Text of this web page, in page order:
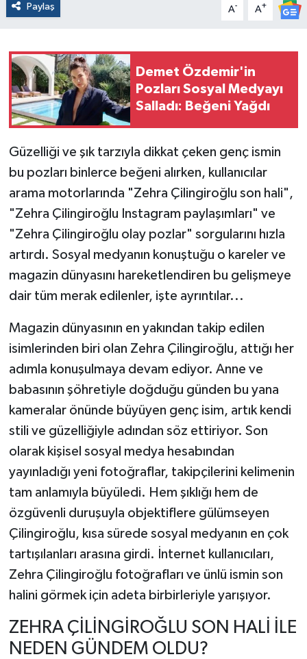
Paylaş A- A+
Demet Özdemir'in
Pozları Sosyal Medyayı
Salladı: Beğeni Yağdı
Güzelliği ve şık tarzıyla dikkat çeken genç ismin
bu pozları binlerce beğeni alırken, kullanıcılar
arama motorlarında "Zehra Çilingiroğlu son hali",
"Zehra Çilingiroğlu Instagram paylaşımları" ve
"Zehra Çilingiroğlu olay pozlar" sorgularını hızla
artırdı. Sosyal medyanın konuştuğu o kareler ve
magazin dünyasını hareketlendiren bu gelişmeye
dair tüm merak edilenler, işte ayrıntılar...
Magazin dünyasının en yakından takip edilen
isimlerinden biri olan Zehra Çilingiroğlu, attığı her
adımla konuşulmaya devam ediyor. Anne ve
babasının şöhretiyle doğduğu günden bu yana
kameralar önünde büyüyen genç isim, artık kendi
stili ve güzelliğiyle adından söz ettiriyor. Son
olarak kişisel sosyal medya hesabından
yayınladığı yeni fotoğraflar, takipçilerini kelimenin
tam anlamıyla büyüledi. Hem şıklığı hem de
özgüvenli duruşuyla objektiflere gülümseyen
Çilingiroğlu, kısa sürede sosyal medyanın en çok
tartışılanları arasına girdi. İnternet kullanıcıları,
Zehra Çilingiroğlu fotoğrafları ve ünlü ismin son
halini görmek için adeta birbirleriyle yarışıyor.
ZEHRA ÇİLİNGİROĞLU SON HALİ İLE
NEDEN GÜNDEM OLDU?